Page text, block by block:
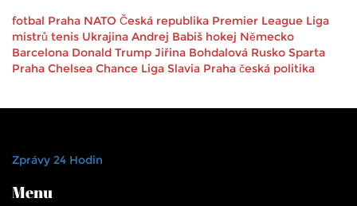
fotbal Praha NATO Česká republika Premier League Liga
mistrů tenis Ukrajina Andrej Babiš hokej Německo
Barcelona Donald Trump Jiřina Bohdalová Rusko Sparta
Praha Chelsea Chance Liga Slavia Praha česká politika
Zprávy 24 Hodin
Menu